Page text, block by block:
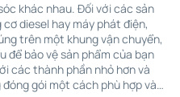
khác nhau. Đối với các sản
diesel hay máy phát điện,
trên một khung vận chuyển,
để bảo vệ sản phẩm của bạn
gói một cách phù hợp và